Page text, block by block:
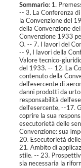
Sommario:1.
-- 3. La Conferenza
la Convenzione del
della Convenzione
Convenzione 1933
O. -- 7. I lavori del
-- 9, I lavori della
Valore tecnico-
del 1933. -- 12. La
contenuto della
dell'esercente di
danni prodotti da
responsabilità
dell'esercente, --17.
coprire la sua
esecutorietà delle
Convenzione: sua
20. Esecutorietà
21. Ambito di
stile. -- 23.
sia necessaria la